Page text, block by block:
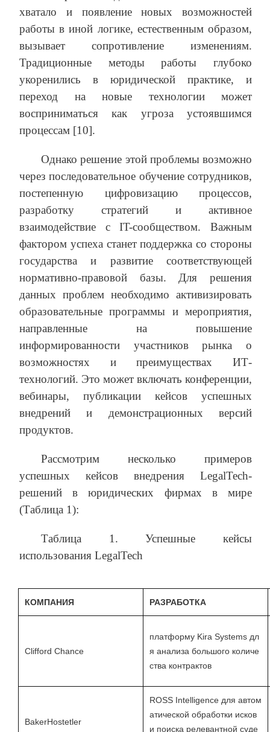
хватало и появление новых возможностей
работы в иной логике, естественным образом,
вызывает сопротивление изменениям.
Традиционные методы работы глубоко
укоренились в юридической практике, и
переход на новые технологии может
восприниматься как угроза устоявшимся
процессам [10].
Однако решение этой проблемы возможно
через последовательное обучение сотрудников,
постепенную цифровизацию процессов,
разработку стратегий и активное
взаимодействие с IT-сообществом. Важным
фактором успеха станет поддержка со стороны
государства и развитие соответствующей
нормативно-правовой базы. Для решения
данных проблем необходимо активизировать
образовательные программы и мероприятия,
направленные на повышение
информированности участников рынка о
возможностях и преимуществах ИТ-
технологий. Это может включать конференции,
вебинары, публикации кейсов успешных
внедрений и демонстрационных версий
продуктов.
Рассмотрим несколько примеров
успешных кейсов внедрения LegalTech-
решений в юридических фирмах в мире
(Таблица 1):
Таблица 1. Успешные кейсы
использования LegalTech
КОМПАНИЯ РАЗРАБОТКА
Clifford Chance
платформу Kira Systems дл
я анализа большого количе
ства контрактов
BakerHostetler
ROSS Intelligence для автом
атической обработки исков
и поиска релевантной суде